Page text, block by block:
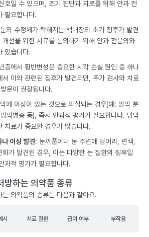
호일 수 있으며, 조기 진단과 치료를 위해 안과 전
필요합니다.
의 수정체가 탁해지는 백내장의 초기 징후가 발견
개선을 위한 치료를 논의하기 위해 안과 전문의와
있습니다.
층에서 황반변성은 중요한 시각 손실 원인 중 하나
서 이와 관련된 징후가 발견되면, 추가 검사와 치료
문이 권장됩니다.
에 이상이 있는 것으로 의심되는 경우(예: 망막 분
막병증 등), 즉시 안과적 평가가 필요합니다. 망막
치료가 중요한 경우가 많습니다.
이상 발견: 눈꺼풀이나 눈 주변에 덩어리, 변색,
화가 발견된 경우, 이는 다양한 눈 질환의 징후일
과적 평가가 필요합니다.
방하는 의약품 종류
는 의약품의 종류는 다음과 같아요.
시 치료 질환 급여 여부 부작용